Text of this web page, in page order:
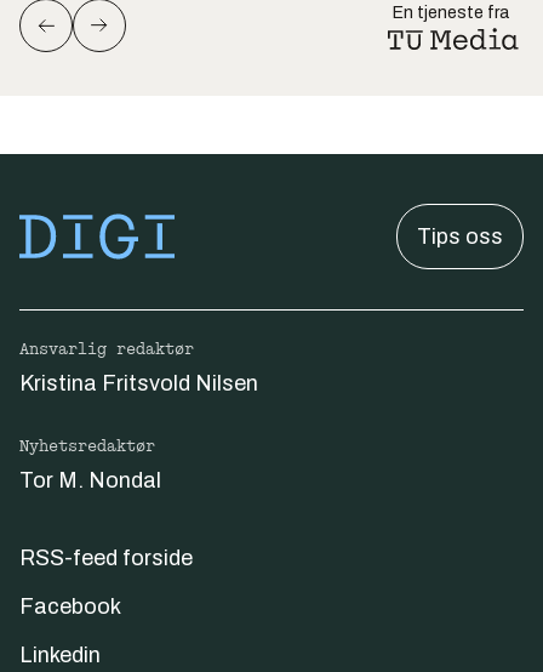
En tjeneste fra
Tips oss
Ansvarlig redaktør
Kristina Fritsvold Nilsen
Nyhetsredaktør
Tor M. Nondal
RSS-feed forside
Facebook
Linkedin